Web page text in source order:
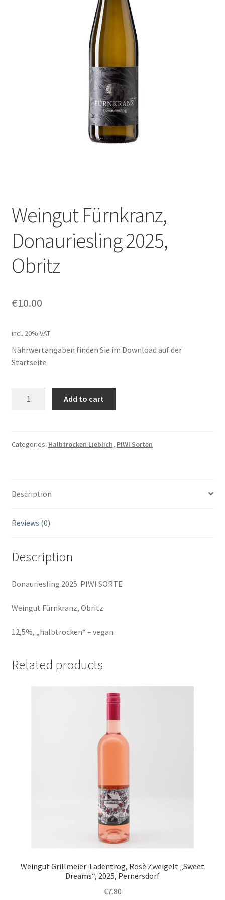
Weingut Fürnkranz,
Donauriesling 2025,
Obritz
€10.00
incl. 20% VAT
Nährwertangaben finden Sie im Download auf der
Startseite
Obritz
Add to cart
Categories: Halbtrocken Lieblich, PIWI Sorten
Description
Reviews (0)
Description
Donauriesling 2025 PIWI SORTE
Weingut Fürnkranz, Obritz
12,5%, „halbtrocken“ – vegan
Related products
Weingut Grillmeier-Ladentrog, Rosè Zweigelt „Sweet
Dreams“, 2025, Pernersdorf
€7.80